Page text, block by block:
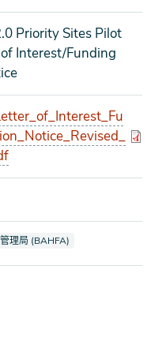
Priority Sites Pilot
Interest/Funding
為
理局 (BAHFA)